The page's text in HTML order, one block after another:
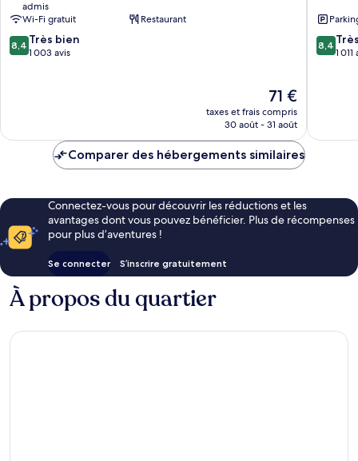
Alfreton
by
IHG
Alfreton
admis
Wi-Fi gratuit
Restaurant
8.4
sur
8,4 Très bien
1 003 avis
Le
nouveau
prix
de
71 €
taxes et frais compris
30 août - 31 août
8.4
sur
8,4
1 011
Comparer des hébergements similaires
Connectez-vous pour découvrir les réductions et les
avantages dont vous pouvez bénéficier. Plus de récompenses
pour plus d’aventures !
Se connecter S’inscrire gratuitement
À propos du quartier